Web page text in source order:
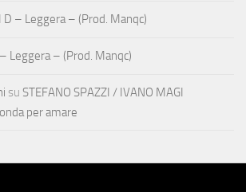
D – Leggera – (Prod. Manqc)
Leggera – (Prod. Manqc)
su STEFANO SPAZZI / IVANO MAGI
per amare